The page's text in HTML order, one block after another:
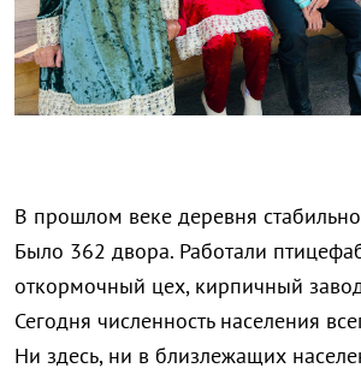
В прошлом веке деревня
Было 362 двора. Работали
откормочный цех, кирпичный
Сегодня численность населения
Ни здесь, ни в близлежащих